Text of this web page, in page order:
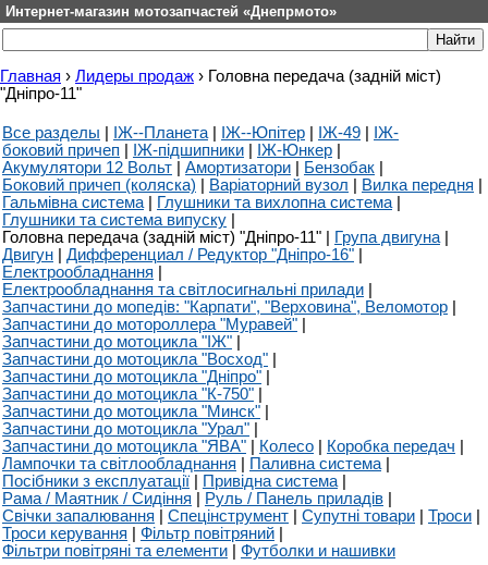
Интернет-магазин мотозапчастей «Днепрмото»
Главная › Лидеры продаж › Головна передача (задній міст)
"Дніпро-11"
Все разделы ІЖ--Планета ІЖ--Юпітер ІЖ-49
ІЖ-
боковий причеп
ІЖ-підшипники ІЖ-Юнкер
Акумулятори 12 Вольт
Амортизатори Бензобак
Боковий причеп (коляска)
Варіаторний вузол Вилка передня
Гальмівна система
Глушники та вихлопна система
Глушники та система випуску
Головна передача (задній міст) "Дніпро-11"
Група двигуна
Двигун
Дифференциал / Редуктор "Дніпро-16"
Електрообладнання
Електрообладнання та світлосигнальні прилади
Запчастини до мопедів: "Карпати", "Верховина", Веломотор
Запчастини до мотороллера "Муравей"
Запчастини до мотоцикла "ІЖ"
Запчастини до мотоцикла "Восход"
Запчастини до мотоцикла "Дніпро"
Запчастини до мотоцикла "К-750"
Запчастини до мотоцикла "Минск"
Запчастини до мотоцикла "Урал"
Запчастини до мотоцикла "ЯВА"
Колесо Коробка передач
Лампочки та світлообладнання
Паливна система
Посібники з експлуатації
Привідна система
Рама / Маятник / Сидіння
Руль / Панель приладів
Свічки запалювання
Спецінструмент Супутні товари Троси
Троси керування
Фільтр повітряний
Фільтри повітряні та елементи
Футболки и нашивки